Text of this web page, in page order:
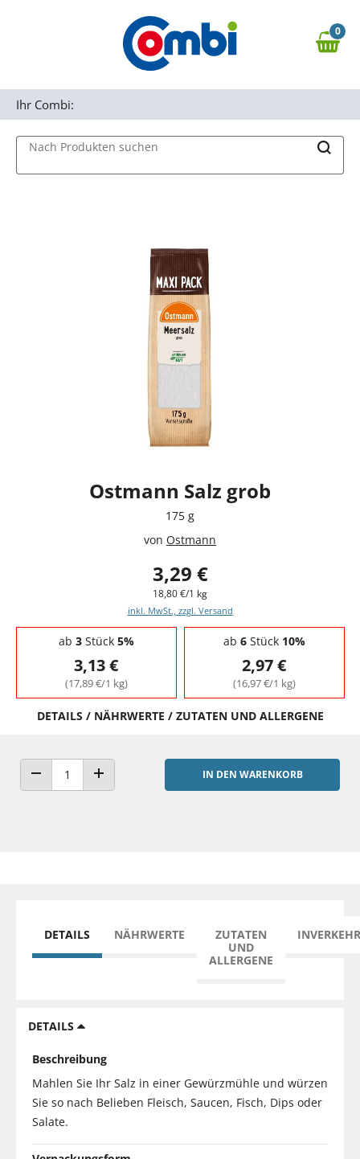
Zur Navigation springen
0,00 €
0
Nach Produkten suchen
Ihr Combi:
Ostmann Salz grob
175 g
von Ostmann
3,29 €
18,80 €/1 kg
inkl. MwSt., zzgl. Versand
Staffelpreise - Mengenrabatt
ab 3Stück 5%
3,13 €
(17,89 €/1 kg)
ab 6Stück 10%
2,97 €
(16,97 €/1 kg)
DETAILS / NÄHRWERTE / ZUTATEN UND ALLERGENE
ANZAHL VERRINGERNANZAHL ERHÖHEN
IN DEN WARENKORB
DETAILS NÄHRWERTE
ZUTATEN
UND
ALLERGENE
DETAILS
Beschreibung
Mahlen Sie Ihr Salz in einer Gewürzmühle und würzen
Sie so nach Belieben Fleisch, Saucen, Fisch, Dips oder
Salate.